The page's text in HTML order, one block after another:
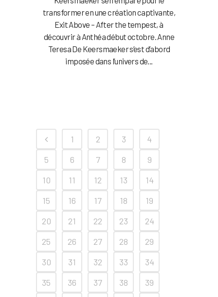
transformer en une création captivante,
Exit Above – After the tempest, à
découvrir à Anthéa début octobre. Anne
Teresa De Keersmaeker s’est d’abord
imposée dans l’univers de...
1 2 3
4
5
6 7 8
9
10
11 12 13
14
15
16 17 18
19
20
21 22 23
24
25
26 27 28
29
30
31 32 33
34
35
36 37 38
39